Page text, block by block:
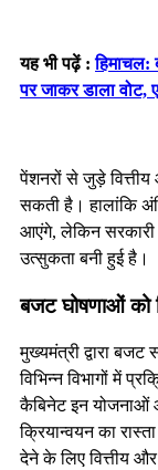
यह भी पढ़ें :हिमाचल:
पर जाकर डाला
पेंशनरों से जुड़े
सकती है। हालांकि
आएंगे, लेकिन सरकारी
उत्सुकता बनी हुई है।
बजट घोषणाओं को
मुख्यमंत्री द्वारा बजट
विभिन्न विभागों में
कैबिनेट इन योजनाओं
क्रियान्वयन का
देने के लिए वित्तीय